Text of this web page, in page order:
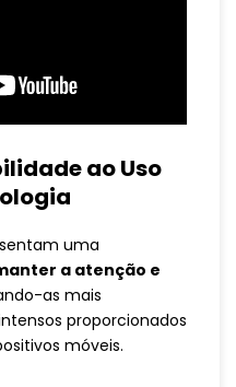
ao Uso
uma
a atenção e
as mais
proporcionados
móveis.